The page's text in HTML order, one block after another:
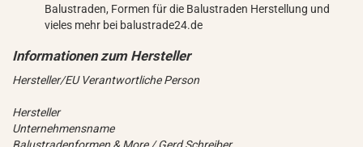
Balustraden, Formen für die Balustraden Herstellung und
vieles mehr bei balustrade24.de
Hersteller/EU Verantwortliche Person
Hersteller
Unternehmensname